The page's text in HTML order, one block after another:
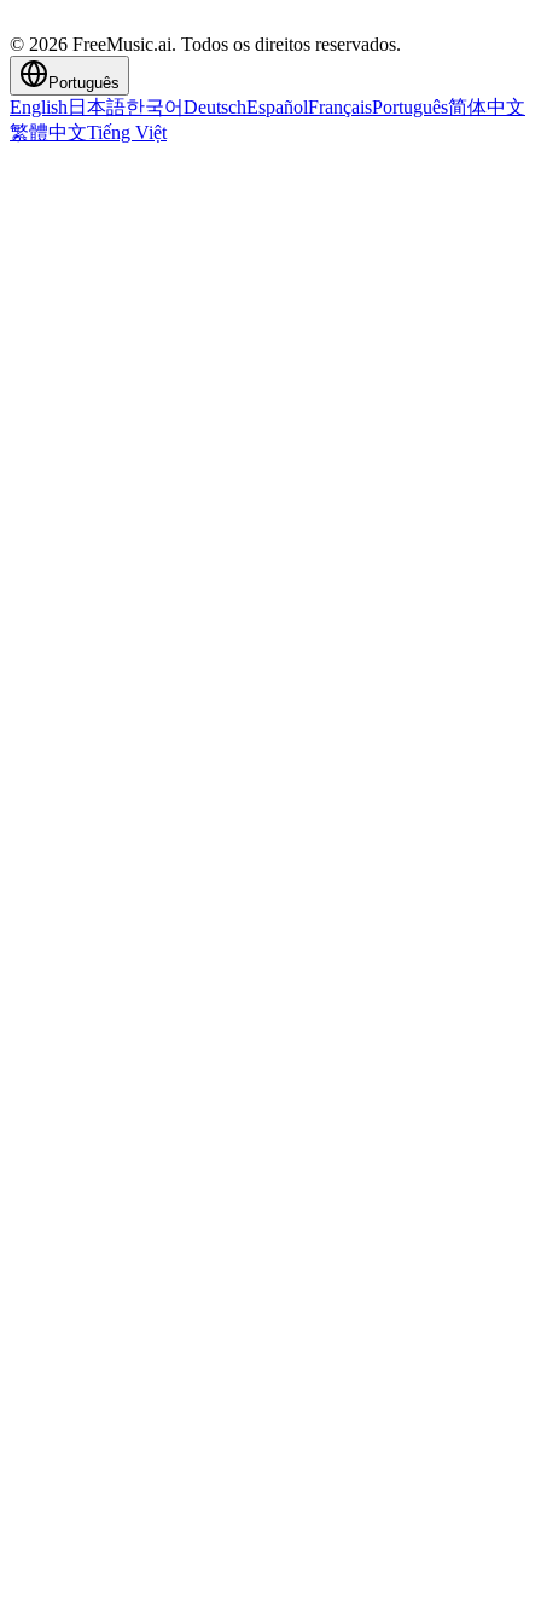
© 2026 FreeMusic.ai. Todos os direitos reservados.
Português
English 日本語한국어DeutschEspañolFrançaisPortuguês简体中文
繁體中文Tiếng Việt